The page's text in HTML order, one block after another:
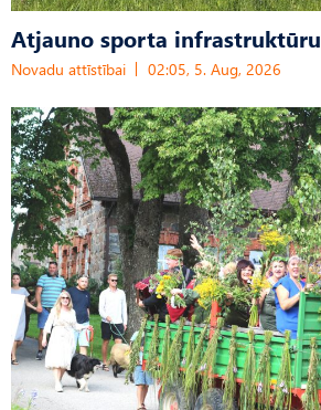
Atjauno sporta infrastruktūru
Novadu attīstībai 02:05, 5. Aug, 2026